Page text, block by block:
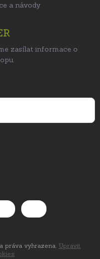
a návody
zasílat informace o
práva vyhrazena. Upravit